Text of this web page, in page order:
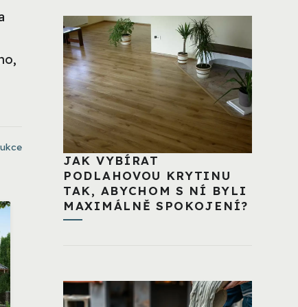
JAK VYBÍRAT
PODLAHOVOU KRYTINU
TAK, ABYCHOM S NÍ BYLI
MAXIMÁLNĚ SPOKOJENÍ?